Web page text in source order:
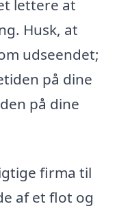
lettere at
Husk, at
udseendet;
på dine
på dine
firma til
af et flot og